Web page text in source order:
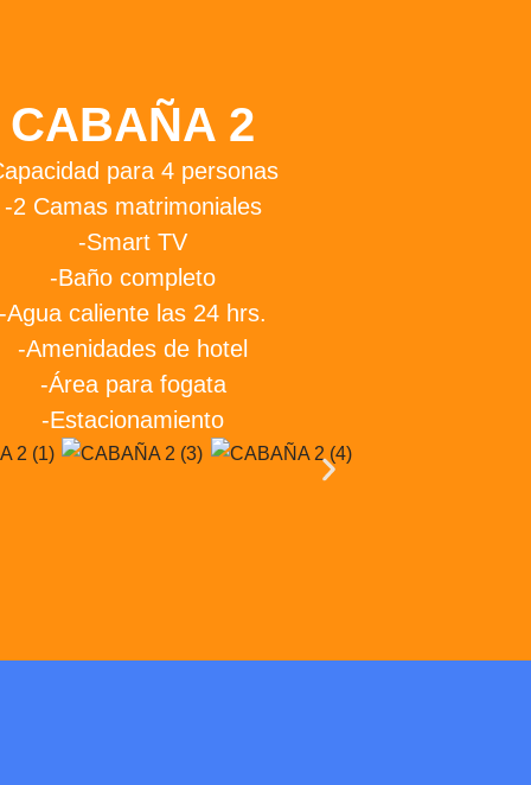
CABAÑA 2
para 4 personas
-2 Camas matrimoniales
-Smart TV
-Baño completo
-Agua caliente las 24 hrs.
-Amenidades de hotel
-Área para fogata
-Estacionamiento